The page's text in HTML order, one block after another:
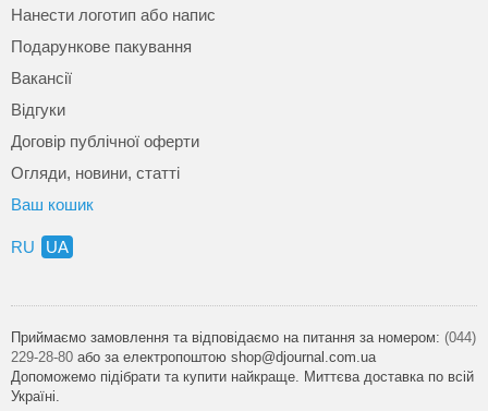
Нанести логотип або напис
Подарункове пакування
Вакансії
Відгуки
Договір публічної оферти
Огляди, новини, статті
Ваш кошик
RU UA
Приймаємо замовлення та відповідаємо на питання за номером: (044)
229-28-80 або за електропоштою shop@djournal.com.ua
Допоможемо підібрати та купити найкраще. Миттєва доставка по всій
Україні.